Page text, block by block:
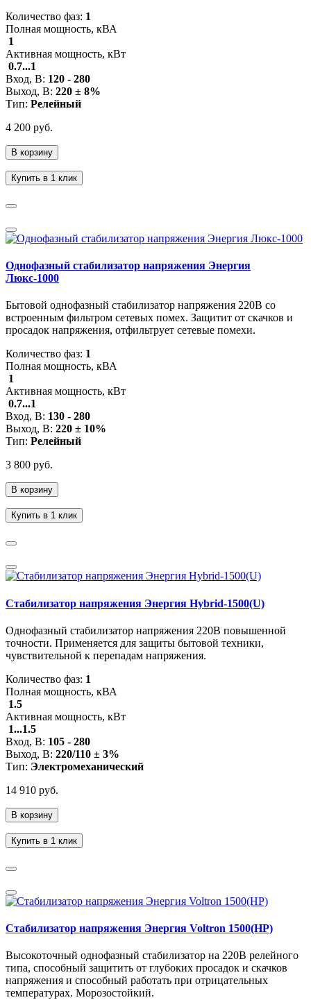
Количество фаз: 1
Полная мощность, кВА
1
Активная мощность, кВт
0.7...1
Вход, В: 120 - 280
Выход, В: 220 ± 8%
Тип: Релейный
4 200 руб.
В корзину
Купить в 1 клик
Однофазный стабилизатор напряжения Энергия
Люкс-1000
Бытовой однофазный стабилизатор напряжения 220В со
встроенным фильтром сетевых помех. Защитит от скачков и
просадок напряжения, отфильтрует сетевые помехи.
Количество фаз: 1
Полная мощность, кВА
1
Активная мощность, кВт
0.7...1
Вход, В: 130 - 280
Выход, В: 220 ± 10%
Тип: Релейный
3 800 руб.
В корзину
Купить в 1 клик
Стабилизатор напряжения Энергия Hybrid-1500(U)
Однофазный стабилизатор напряжения 220В повышенной
точности. Применяется для защиты бытовой техники,
чувствительной к перепадам напряжения.
Количество фаз: 1
Полная мощность, кВА
1.5
Активная мощность, кВт
1...1.5
Вход, В: 105 - 280
Выход, В: 220/110 ± 3%
Тип: Электромеханический
14 910 руб.
В корзину
Купить в 1 клик
Стабилизатор напряжения Энергия Voltron 1500(HP)
Высокоточный однофазный стабилизатор на 220В релейного
типа, способный защитить от глубоких просадок и скачков
напряжения и способный работать при отрицательных
температурах. Морозостойкий.